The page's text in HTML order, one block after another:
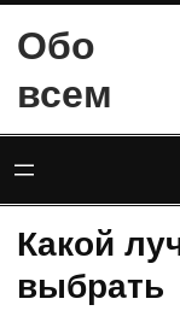
содержимому
Обо
всем
Какой
выбрать